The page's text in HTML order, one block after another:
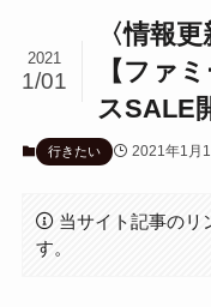
〈情報
【ファ
スSALE
2021
1/01
行きたい 2021年1月1
当サイト記事のリ
す。